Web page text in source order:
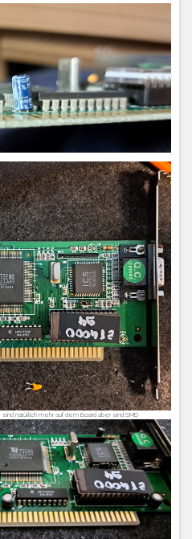
natürlich mehr auf dem Board aber sind SMD